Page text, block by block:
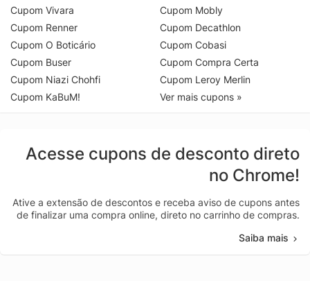
Cupom Vivara
Cupom Renner
Cupom O Boticário
Cupom Buser
Cupom Niazi Chohfi
Cupom KaBuM!
Cupom Mobly
Cupom Decathlon
Cupom Cobasi
Cupom Compra Certa
Cupom Leroy Merlin
Ver mais cupons »
Acesse cupons de desconto direto
no Chrome!
Ative a extensão de descontos e receba aviso de cupons antes
de finalizar uma compra online, direto no carrinho de compras.
Saiba mais